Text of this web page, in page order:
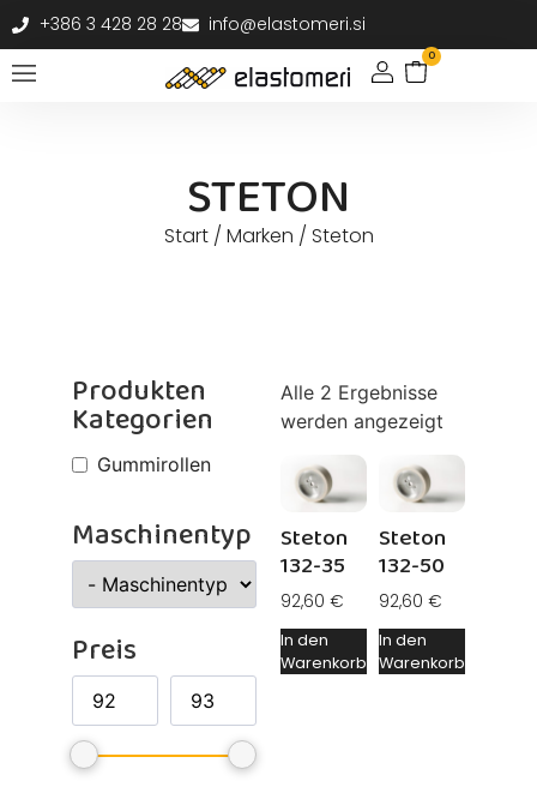
+386 3 428 28 28 info@elastomeri.si
0
STETON
Start/ Marken / Steton
Produkten
Kategorien
Gummirollen
Maschinentyp
Preis
Alle 2 Ergebnisse
werden angezeigt
Steton
132-35
92,60 €
In den
Warenkorb
Steton
132-50
92,60 €
In den
Warenkorb